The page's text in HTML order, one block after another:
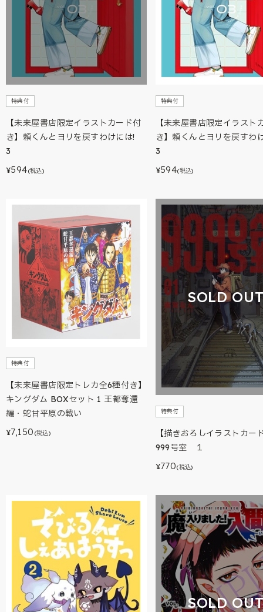
特典付
【未来屋書店限定イラストカード付
き】頼くんとヨリを戻すわけには!
3
¥594(税込)
特典付
【未来屋書店限定イラスト
き】頼くんとヨリを戻す
3
¥594(税込)
特典付
【未来屋書店限定トレカ全6種付き】
キングダム BOXセット 1 王都奪還
編・蛇甘平原の戦い
¥7,150 (税込)
SOLD
特典付
【描きおろしイラストカー
999号室 １
¥770(税込)
SOLD